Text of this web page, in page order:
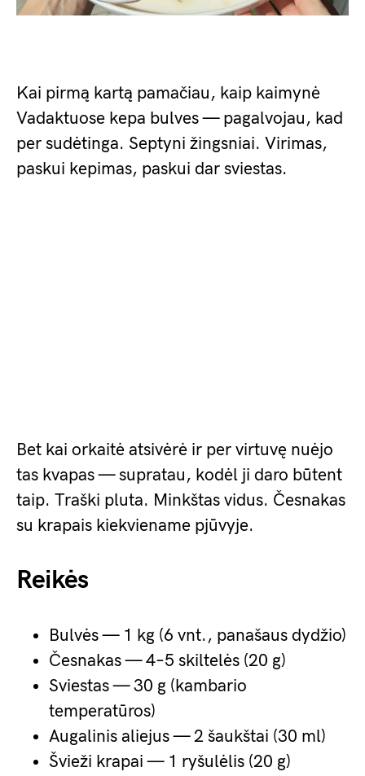
Kai pirmą kartą pamačiau, kaip kaimynė
Vadaktuose kepa bulves — pagalvojau, kad
per sudėtinga. Septyni žingsniai. Virimas,
paskui kepimas, paskui dar sviestas.
Bet kai orkaitė atsivėrė ir per virtuvę nuėjo
tas kvapas — supratau, kodėl ji daro būtent
taip. Traški pluta. Minkštas vidus. Česnakas
su krapais kiekviename pjūvyje.
Reikės
Bulvės — 1 kg (6 vnt., panašaus dydžio)
Česnakas — 4–5 skiltelės (20 g)
Sviestas — 30 g (kambario
temperatūros)
Augalinis aliejus — 2 šaukštai (30 ml)
Švieži krapai — 1 ryšulėlis (20 g)